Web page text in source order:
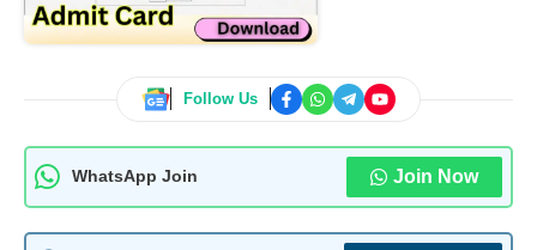
Follow Us
WhatsApp Join Join Now